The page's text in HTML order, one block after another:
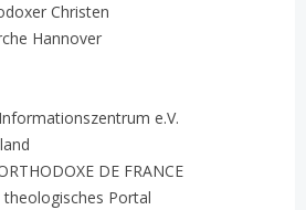
Christen
Hannover
e.V.
DE FRANCE
Portal